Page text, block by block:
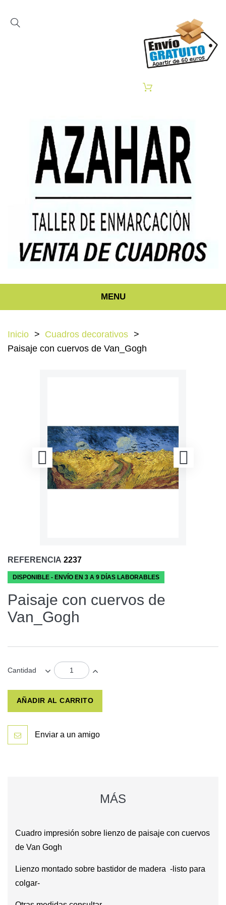
MENU
Inicio
Cuadros decorativos
Paisaje con cuervos de Van_Gogh
REFERENCIA 2237
DISPONIBLE - ENVÍO EN 3 A 9 DÍAS LABORABLES
Paisaje con cuervos de
Van_Gogh
Cantidad
AÑADIR AL CARRITO
Enviar a un amigo
MÁS
Cuadro impresión sobre lienzo de paisaje con cuervos
de Van Gogh
Lienzo montado sobre bastidor de madera -listo para
colgar-